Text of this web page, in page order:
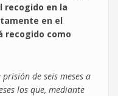
recogido en la
en el
recogido como
de seis meses a
los que, mediante